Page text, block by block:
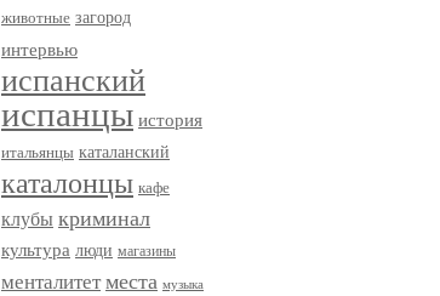
животные загород
интервью
испанский
испанцы история
итальянцы каталанский
каталонцы кафе
клубы криминал
культура люди магазины
менталитетместа музыка